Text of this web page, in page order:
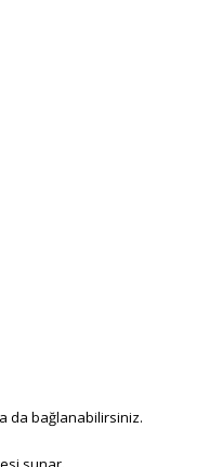
da bağlanabilirsiniz.